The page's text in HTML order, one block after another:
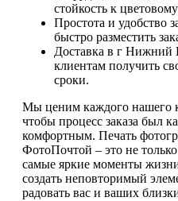
стойкость к
Простота и удобство
быстро разместить
Доставка в г Нижний
клиентам получить
сроки.
Мы ценим каждого нашего
чтобы процесс заказа был
комфортным. Печать
ФотоПочтой – это не
самые яркие моменты
создать неповторимый
радовать вас и ваших